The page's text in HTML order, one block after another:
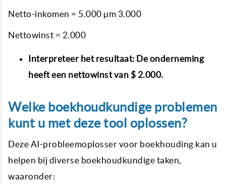
Netto-inkomen = 5.000 µm 3.000
Nettowinst = 2.000
Interpreteer het resultaat: De onderneming
heeft een nettowinst van $ 2.000.
Welke boekhoudkundige problemen
kunt u met deze tool oplossen?
Deze AI-probleemoplosser voor boekhouding kan u
helpen bij diverse boekhoudkundige taken,
waaronder: